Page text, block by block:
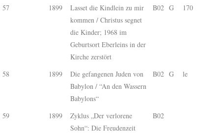
57
1899
Lasset die Kindlein zu mir
kommen / Christus segnet
die Kinder; 1968 im
Geburtsort Eberleins in der
Kirche zerstört
B02 G 170
58 1899
Die gefangenen Juden von
Babylon / “An den Wassern
Babylons“
B02 G le
59 1899
Zyklus „Der verlorene
Sohn“: Die Freudenzeit
B02